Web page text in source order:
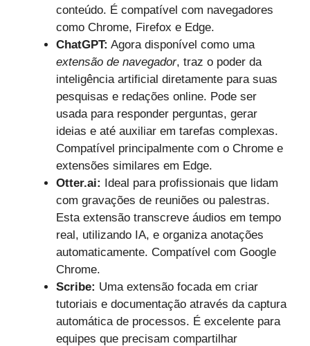
conteúdo. É compatível com navegadores
como Chrome, Firefox e Edge.
ChatGPT: Agora disponível como uma
extensão de navegador, traz o poder da
inteligência artificial diretamente para suas
pesquisas e redações online. Pode ser
usada para responder perguntas, gerar
ideias e até auxiliar em tarefas complexas.
Compatível principalmente com o Chrome e
extensões similares em Edge.
Otter.ai: Ideal para profissionais que lidam
com gravações de reuniões ou palestras.
Esta extensão transcreve áudios em tempo
real, utilizando IA, e organiza anotações
automaticamente. Compatível com Google
Chrome.
Scribe: Uma extensão focada em criar
tutoriais e documentação através da captura
automática de processos. É excelente para
equipes que precisam compartilhar